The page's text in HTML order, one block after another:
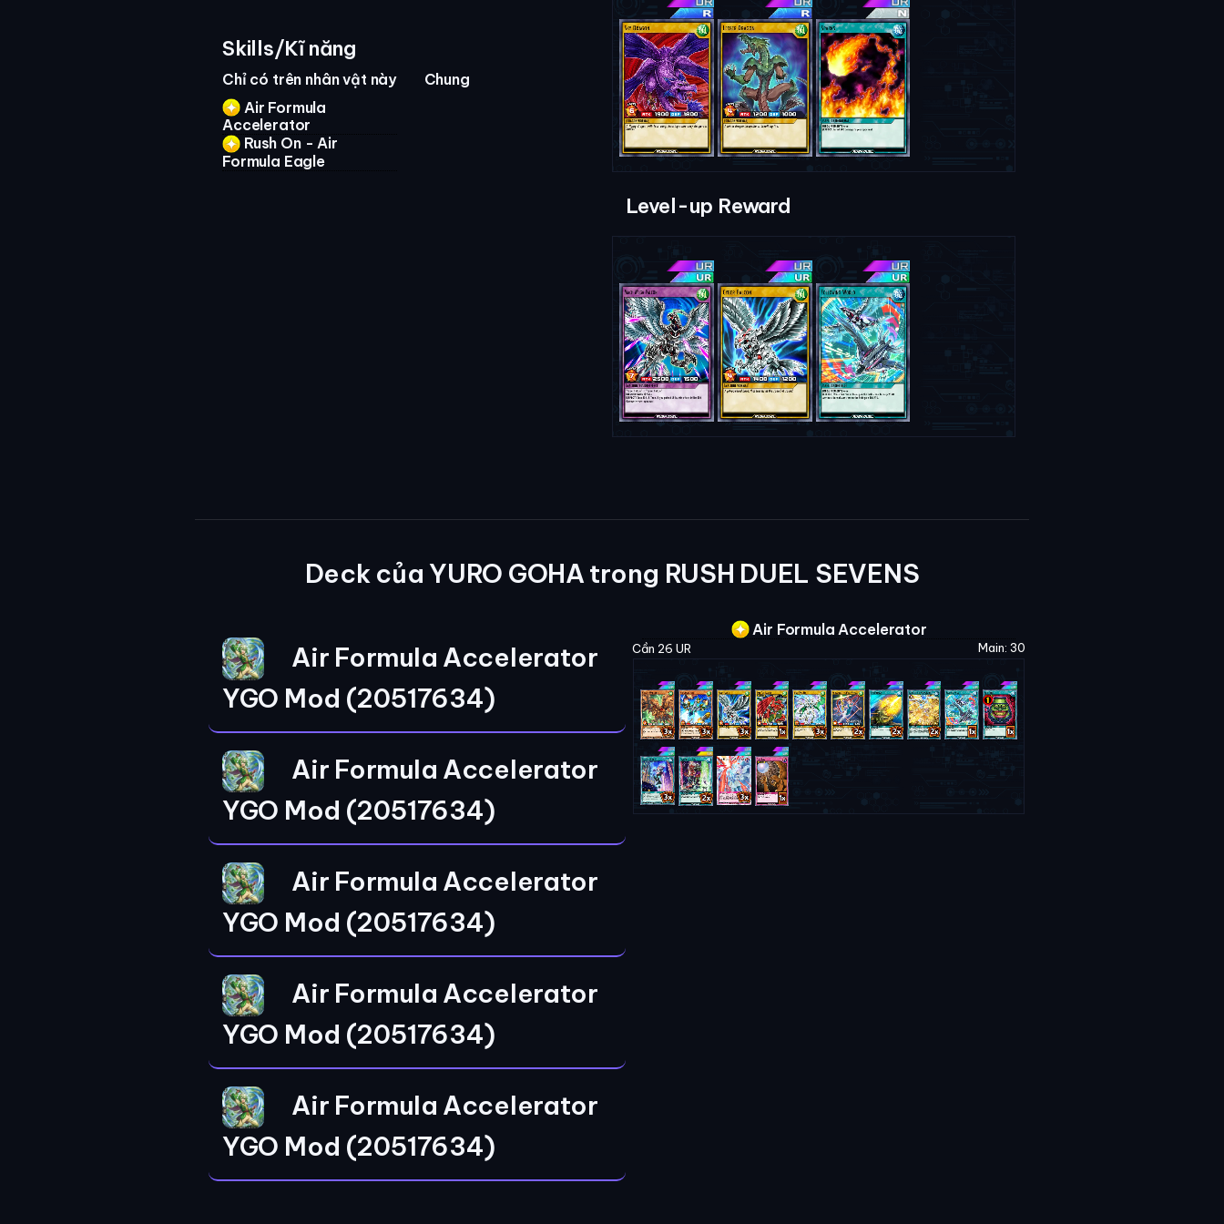
Skills/Kĩ năng
Chỉ có trên nhân vật này
Air Formula
Accelerator
Rush On - Air
Formula Eagle
Chung
Level-up Reward
Deck của YURO GOHA trong RUSH DUEL SEVENS
Air Formula Accelerator
YGO Mod (20517634)
Air Formula Accelerator
Cần 26 UR Main: 30
Air Formula Accelerator
YGO Mod (20517634)
Air Formula Accelerator
YGO Mod (20517634)
Air Formula Accelerator
YGO Mod (20517634)
Air Formula Accelerator
YGO Mod (20517634)